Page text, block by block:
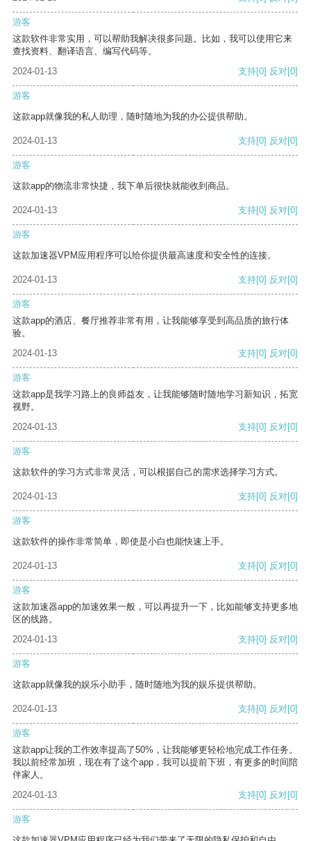
游客
这款软件非常实用，可以帮助我解决很多问题。比如，我可以使用它来
查找资料、翻译语言、编写代码等。
2024-01-13
支持[0] 反对[0]
游客
这款app就像我的私人助理，随时随地为我的办公提供帮助。
2024-01-13 支持[0] 反对[0]
游客
这款app的物流非常快捷，我下单后很快就能收到商品。
2024-01-13 支持[0] 反对[0]
游客
这款加速器VPM应用程序可以给你提供最高速度和安全性的连接。
2024-01-13 支持[0] 反对[0]
游客
这款app的酒店、餐厅推荐非常有用，让我能够享受到高品质的旅行体
验。
2024-01-13
支持[0] 反对[0]
游客
这款app是我学习路上的良师益友，让我能够随时随地学习新知识，拓宽
视野。
2024-01-13
支持[0] 反对[0]
游客
这款软件的学习方式非常灵活，可以根据自己的需求选择学习方式。
2024-01-13 支持[0] 反对[0]
游客
这款软件的操作非常简单，即使是小白也能快速上手。
2024-01-13 支持[0] 反对[0]
游客
这款加速器app的加速效果一般，可以再提升一下，比如能够支持更多地
区的线路。
2024-01-13
支持[0] 反对[0]
游客
这款app就像我的娱乐小助手，随时随地为我的娱乐提供帮助。
2024-01-13 支持[0] 反对[0]
游客
这款app让我的工作效率提高了50%，让我能够更轻松地完成工作任务。
我以前经常加班，现在有了这个app，我可以提前下班，有更多的时间陪
伴家人。
2024-01-13
支持[0] 反对[0]
游客